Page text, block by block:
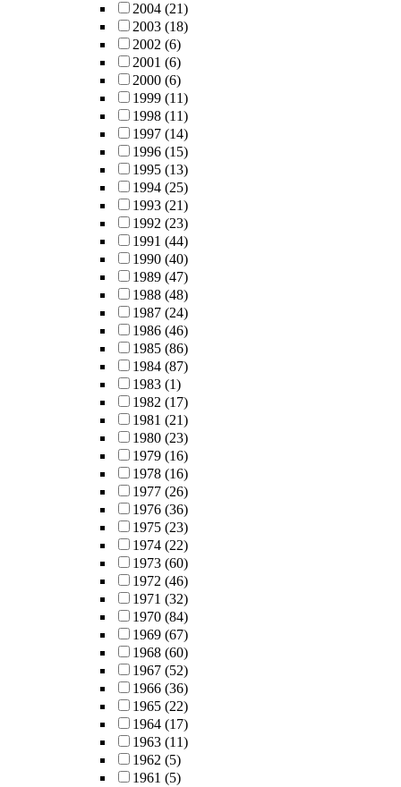
2004 (21)
2003 (18)
2002 (6)
2001 (6)
2000 (6)
1999 (11)
1998 (11)
1997 (14)
1996 (15)
1995 (13)
1994 (25)
1993 (21)
1992 (23)
1991 (44)
1990 (40)
1989 (47)
1988 (48)
1987 (24)
1986 (46)
1985 (86)
1984 (87)
1983 (1)
1982 (17)
1981 (21)
1980 (23)
1979 (16)
1978 (16)
1977 (26)
1976 (36)
1975 (23)
1974 (22)
1973 (60)
1972 (46)
1971 (32)
1970 (84)
1969 (67)
1968 (60)
1967 (52)
1966 (36)
1965 (22)
1964 (17)
1963 (11)
1962 (5)
1961 (5)